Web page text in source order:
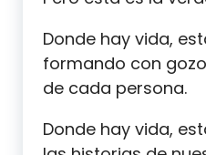
Donde hay vida,
formando con
de cada persona.
Donde hay vida,